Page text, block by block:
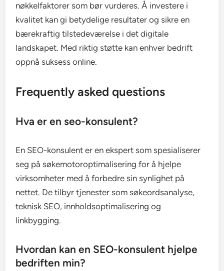
nøkkelfaktorer som bør vurderes. Å investere i
kvalitet kan gi betydelige resultater og sikre en
bærekraftig tilstedeværelse i det digitale
landskapet. Med riktig støtte kan enhver bedrift
oppnå suksess online.
Frequently asked questions
Hva er en seo-konsulent?
En SEO-konsulent er en ekspert som spesialiserer
seg på søkemotoroptimalisering for å hjelpe
virksomheter med å forbedre sin synlighet på
nettet. De tilbyr tjenester som søkeordsanalyse,
teknisk SEO, innholdsoptimalisering og
linkbygging.
Hvordan kan en SEO-konsulent hjelpe
bedriften min?